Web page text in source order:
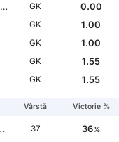
GK
0.00
GK
1.00
GK
1.00
GK
1.55
GK 1.55
Vârstă Victorie %
37 36%